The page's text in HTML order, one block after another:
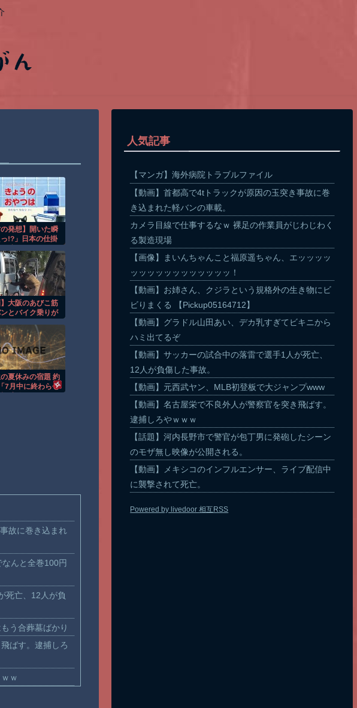
の発想】開いた瞬
!?」日本の仕掛
】大阪のあびこ筋
とバイク乗りが
夏休みの宿題 約
7月中に終わらせ
故に巻き込まれ
なんと全巻100円
死亡、12人が負
う合葬墓ばかり
ばす。逮捕しろ
ｗ
人気記事
【マンガ】海外病院トラブルファイル
【動画】首都高で4tトラックが原因の玉突き事故に巻
き込まれた軽バンの車載。
カメラ目線で仕事するなｗ 裸足の作業員がじわじわく
る製造現場
【画像】まいんちゃんこと福原遥ちゃん、エッッッッ
ッッッッッッッッッッッッ！
【動画】お姉さん、クジラという規格外の生き物にビ
ビりまくる 【Pickup05164712】
【動画】グラドル山田あい、デカ乳すぎてビキニから
ハミ出てるぞ
【動画】サッカーの試合中の落雷で選手1人が死亡、
12人が負傷した事故。
【動画】元西武ヤン、MLB初登板で大ジャンプwww
【動画】名古屋栄で不良外人が警察官を突き飛ばす。
逮捕しろやｗｗｗ
【話題】河内長野市で警官が包丁男に発砲したシーン
のモザ無し映像が公開される。
【動画】メキシコのインフルエンサー、ライブ配信中
に襲撃されて死亡。
Powered by livedoor 相互RSS